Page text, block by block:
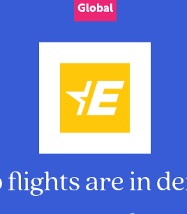
Global
are in